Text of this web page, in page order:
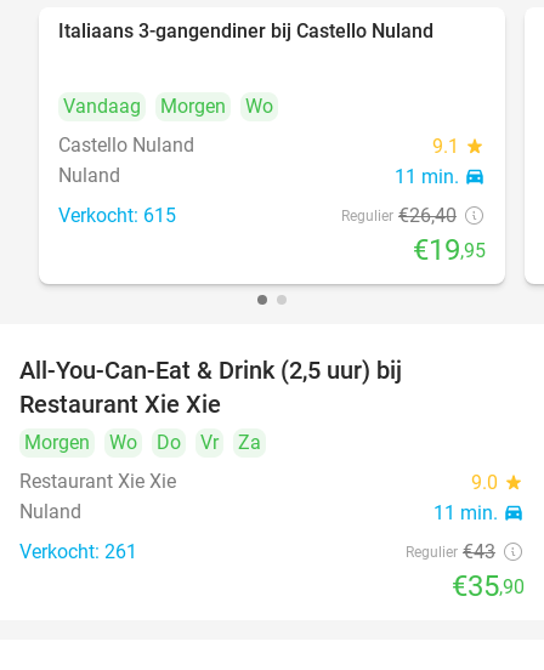
Italiaans 3-gangendiner bij Castello Nuland
Vandaag Morgen
Wo
Castello Nuland
9.1 star
Nuland 11 min. directions_car
Verkocht: 615 Regulier €26,40
€19,95
All-You-Can-Eat & Drink (2,5 uur) bij
Restaurant Xie Xie
Morgen Wo Do Vr
Za
Restaurant Xie Xie
9.0 star
Nuland 11 min. directions_car
Verkocht: 261 Regulier €43
€35,90